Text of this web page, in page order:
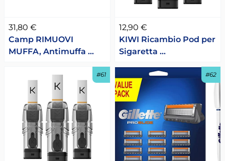
31,80 €
Camp RIMUOVI
MUFFA, Antimuffa …
12,90 €
KIWI Ricambio Pod per
Sigaretta …
#61 #62